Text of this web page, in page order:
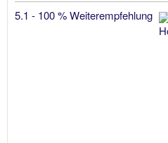
5.1 - 100 % Weiterempfehlung